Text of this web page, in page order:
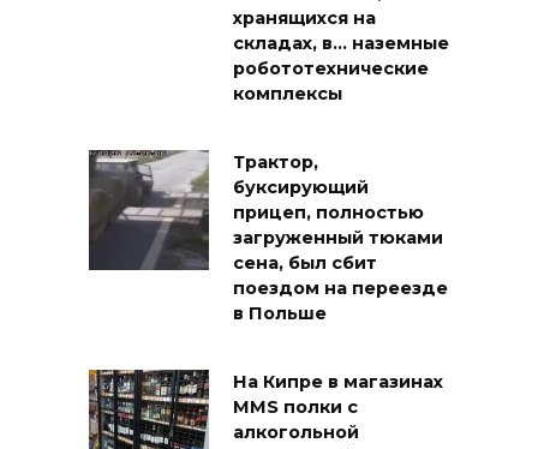
хранящихся на
складах, в… наземные
робототехнические
комплексы
Трактор,
буксирующий
прицеп, полностью
загруженный тюками
сена, был сбит
поездом на переезде
в Польше
На Кипре в магазинах
MMS полки с
алкогольной